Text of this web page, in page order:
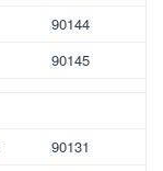
90144
90145
90131